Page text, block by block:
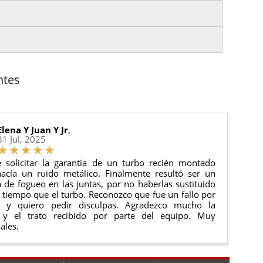
generales
del pedido para que puedas localizar tu paquete
de tu pedido.
Y Juan Y Jr,
Jul, 2025
solicitar la garantía de un turbo recién montado
un ruido metálico. Finalmente resultó ser un
de fogueo en las juntas, por no haberlas sustituido
que el turbo. Reconozco que fue un fallo por
y quiero pedir disculpas. Agradezco mucho la
y el trato recibido por parte del equipo. Muy